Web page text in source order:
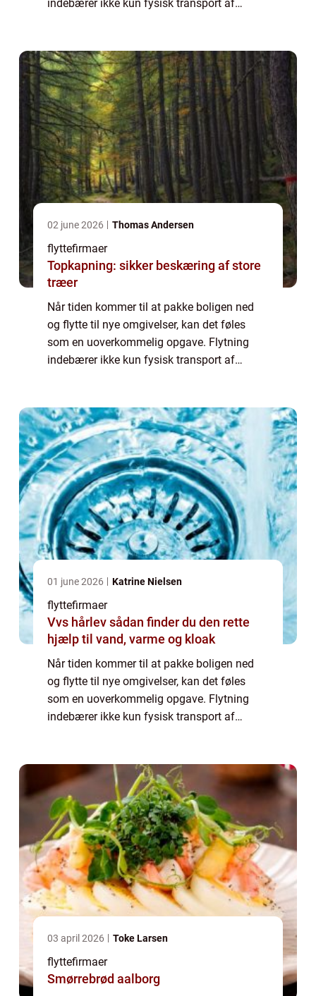
indebærer ikke kun fysisk transport af
02 june 2026 Thomas Andersen
flyttefirmaer
Topkapning: sikker beskæring af store
træer
Når tiden kommer til at pakke boligen ned
og flytte til nye omgivelser, kan det føles
som en uoverkommelig opgave. Flytning
indebærer ikke kun fysisk transport af
01 june 2026 Katrine Nielsen
flyttefirmaer
Vvs hårlev sådan finder du den rette
hjælp til vand, varme og kloak
Når tiden kommer til at pakke boligen ned
og flytte til nye omgivelser, kan det føles
som en uoverkommelig opgave. Flytning
indebærer ikke kun fysisk transport af
03 april 2026 Toke Larsen
flyttefirmaer
Smørrebrød aalborg